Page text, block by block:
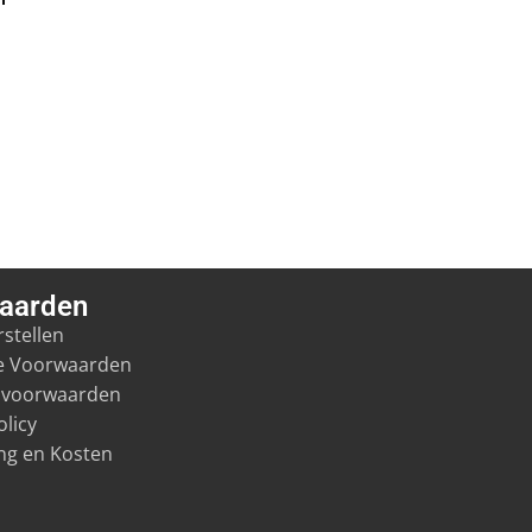
Voorwaarden
en Kosten